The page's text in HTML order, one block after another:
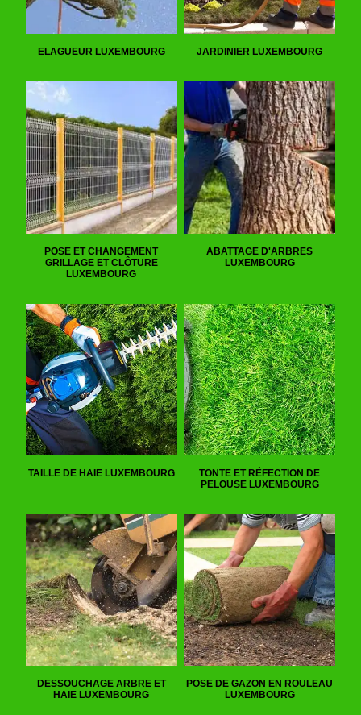
ELAGUEUR LUXEMBOURG JARDINIER LUXEMBOURG
POSE ET CHANGEMENT
GRILLAGE ET CLÔTURE
LUXEMBOURG
ABATTAGE D'ARBRES
LUXEMBOURG
TAILLE DE HAIE LUXEMBOURG
TONTE ET RÉFECTION DE
PELOUSE LUXEMBOURG
DESSOUCHAGE ARBRE ET
HAIE LUXEMBOURG
POSE DE GAZON EN ROULEAU
LUXEMBOURG